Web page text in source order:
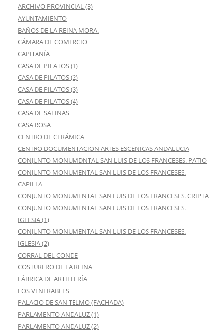
ARCHIVO PROVINCIAL (3)
AYUNTAMIENTO
BAÑOS DE LA REINA MORA.
CÁMARA DE COMERCIO
CAPITANÍA
CASA DE PILATOS (1)
CASA DE PILATOS (2)
CASA DE PILATOS (3)
CASA DE PILATOS (4)
CASA DE SALINAS
CASA ROSA
CENTRO DE CERÁMICA
CENTRO DOCUMENTACION ARTES ESCENICAS ANDALUCIA
CONJUNTO MONUMDNTAL SAN LUIS DE LOS FRANCESES. PATIO
CONJUNTO MONUMENTAL SAN LUIS DE LOS FRANCESES.
CAPILLA
CONJUNTO MONUMENTAL SAN LUIS DE LOS FRANCESES. CRIPTA
CONJUNTO MONUMENTAL SAN LUIS DE LOS FRANCESES.
IGLESIA (1)
CONJUNTO MONUMENTAL SAN LUIS DE LOS FRANCESES.
IGLESIA (2)
CORRAL DEL CONDE
COSTURERO DE LA REINA
FÁBRICA DE ARTILLERÍA
LOS VENERABLES
PALACIO DE SAN TELMO (FACHADA)
PARLAMENTO ANDALUZ (1)
PARLAMENTO ANDALUZ (2)